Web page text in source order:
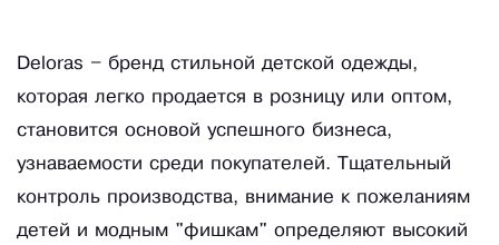
Deloras – бренд стильной детской одежды,
которая легко продается в розницу или оптом,
становится основой успешного бизнеса,
узнаваемости среди покупателей. Тщательный
контроль производства, внимание к пожеланиям
детей и модным "фишкам" определяют высокий